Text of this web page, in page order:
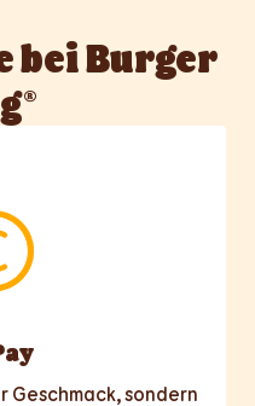
bei Burger
Geschmack, sondern